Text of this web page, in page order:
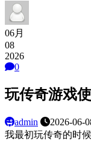
06月
08
2026
0
玩传奇游戏
admin 2026-06-
我最初玩传奇的时